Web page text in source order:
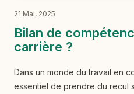
21 Mai, 2025
Bilan de
carrière ?
Dans un monde du travail en
essentiel de prendre du recul